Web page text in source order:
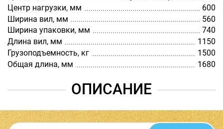
Центр нагрузки, мм
600
Ширина вил, мм
560
Ширина упаковки, мм
740
Длина вил, мм
1150
Грузоподъемность, кг
1500
Общая длина, мм
1680
ОПИСАНИЕ